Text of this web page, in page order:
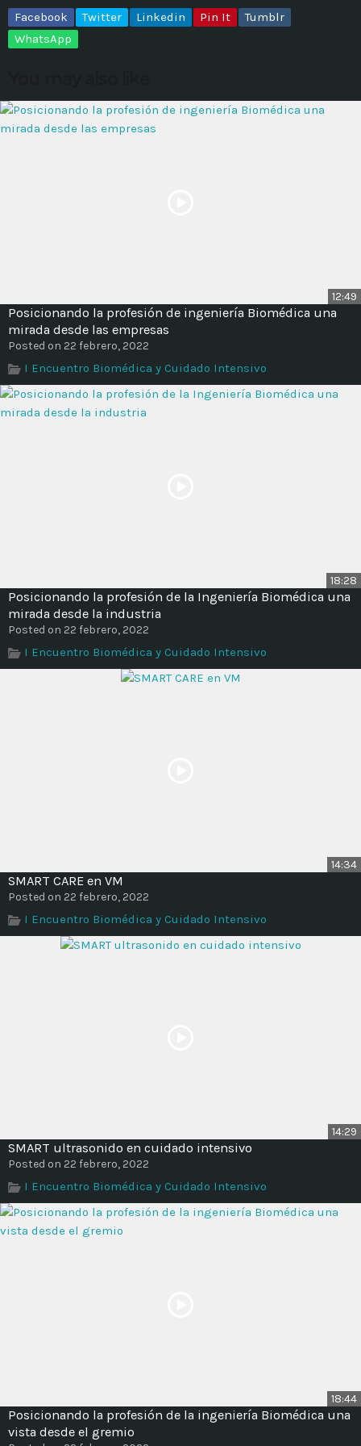
MOST UPVOTED
DESIGN ADMINISTRATOR
Validating Enterprise
Architectures In The Current
Time
Facebook
Twitter Linkedin Pin It
Tumblr
WhatsApp
12:49
Posicionando la profesión de ingeniería Biomédica una
mirada desde las empresas
Posted on 22 febrero, 2022
I Encuentro Biomédica y Cuidado Intensivo
18:28
Posicionando la profesión de la Ingeniería Biomédica una
mirada desde la industria
Posted on 22 febrero, 2022
I Encuentro Biomédica y Cuidado Intensivo
14:34
SMART CARE en VM
Posted on 22 febrero, 2022
I Encuentro Biomédica y Cuidado Intensivo
14:29
SMART ultrasonido en cuidado intensivo
Posted on 22 febrero, 2022
I Encuentro Biomédica y Cuidado Intensivo
18:44
Posicionando la profesión de la ingeniería Biomédica una
vista desde el gremio